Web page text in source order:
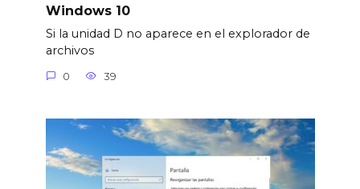
Windows 10
Si la unidad D no aparece en el explorador de
archivos
0 39